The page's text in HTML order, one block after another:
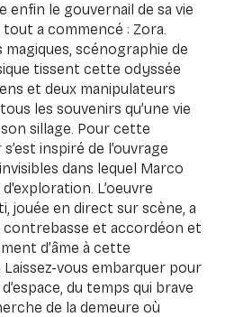
enfin le gouvernail de sa vie
a commencé : Zora.
scénographie de
tissent cette odyssée
et deux manipulateurs
les souvenirs qu’une vie
sillage. Pour cette
inspiré de l’ouvrage
dans lequel Marco
L’oeuvre
jouée en direct sur scène, a
et accordéon et
d’âme à cette
vous embarquer pour
du temps qui brave
de la demeure où